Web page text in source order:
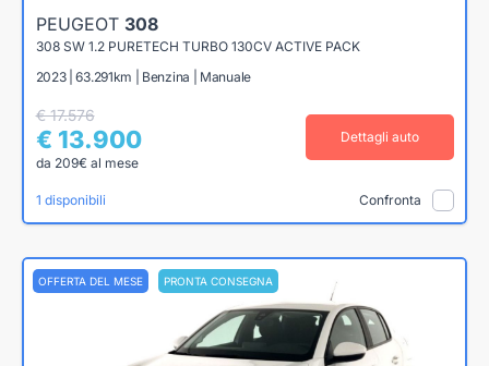
PEUGEOT 308
308 SW 1.2 PURETECH TURBO 130CV ACTIVE PACK
2023 | 63.291km | Benzina | Manuale
€ 17.576
€ 13.900
da 209€ al mese
Dettagli auto
1 disponibili Confronta
OFFERTA DEL MESE PRONTA CONSEGNA